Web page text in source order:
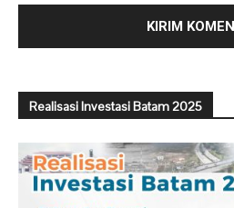
Realisasi Investasi Batam 2025